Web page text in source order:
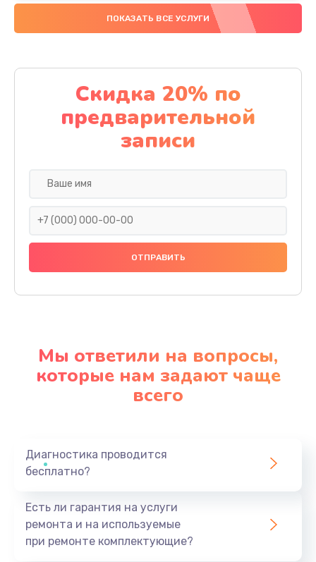
ПОКАЗАТЬ ВСЕ УСЛУГИ
Скидка 20% по
предварительной
записи
Мы ответили на вопросы,
которые нам задают чаще
всего
Диагностика проводится
бесплатно?
Есть ли гарантия на услуги
ремонта и на используемые
при ремонте комплектующие?